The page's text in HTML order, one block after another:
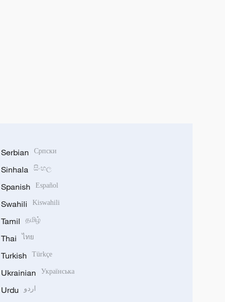
Serbian Српски
Sinhala සිංහල
Spanish Español
Swahili Kiswahili
Tamil தமிழ்
Thai ไทย
Turkish Türkçe
Ukrainian Українська
Urdu اردو